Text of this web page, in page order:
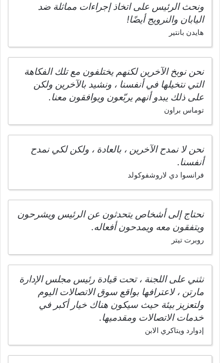
ونحث الرئيس على اتخاذ إجراءات مماثلة ضد
اليابان والنرويج أيضًا!
هايدن بانتير
نحن نوبخ الآخرين لكنهم يختلفون مع تلك الفكاهة
التي نتخيلها في أنفسنا ، ونشيد بالآخرين ولكن
على ذلك يبدو أنهم يربّعون ويوافقون معنا.
توماس براون
نحن لا نمدح الآخرين ، بالعادة ، ولكن لكي نمدح
أنفسنا.
فرانسوا دي لاروشفوكولد
نحتاج إلى أشخاص يتحدثون عن الرئيس ويشرحون
ويتفقون معه ويمدحون أفعاله.
روبرت تيتر
نثني على اللجنة ، تحت قيادة رئيس مجلس الإدارة
مارتن ، لاعترافها بواقع سوق الاتصالات اليوم
ولتعزيز بيئة حيث سيكون هناك خيار أكبر في
خدمات الاتصالات ومقدميها.
إدوارد ويتاكري الابن